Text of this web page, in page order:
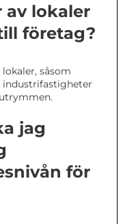
av lokaler
företag?
såsom
industrifastigheter
jag
för